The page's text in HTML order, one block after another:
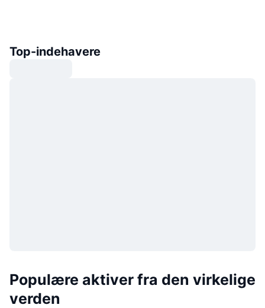
Top-indehavere
Populære aktiver fra den virkelige
verden